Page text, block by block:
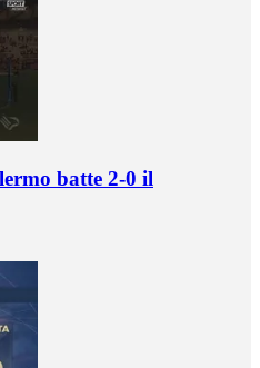
batte 2-0 il